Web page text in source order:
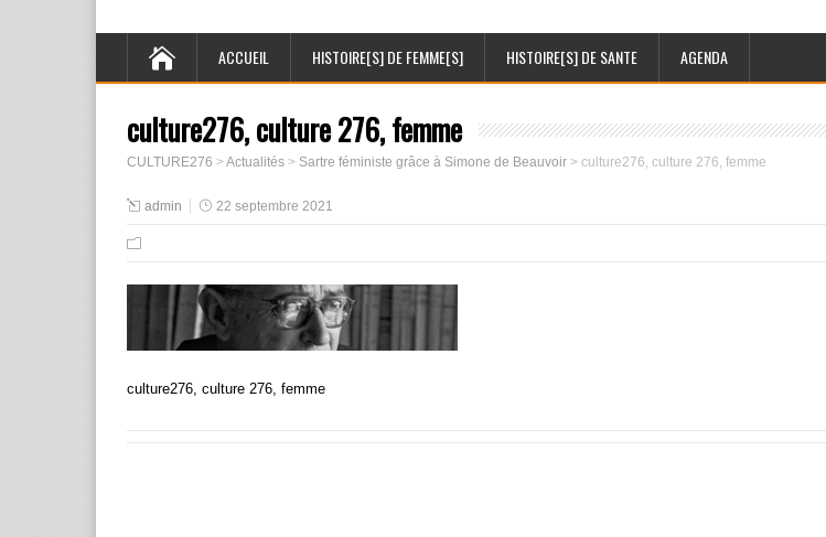
ACCUEIL HISTOIRE[S] DE FEMME[S] HISTOIRE[S] DE SANTE AGENDA
culture276, culture 276, femme
CULTURE276 >Actualités > Sartre féministe grâce à Simone de Beauvoir > culture276, culture 276, femme
admin 22 septembre 2021
culture276, culture 276, femme